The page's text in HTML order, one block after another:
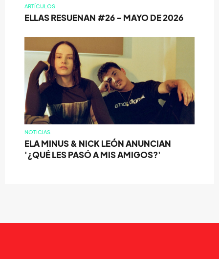
ARTÍCULOS
ELLAS RESUENAN #26 - MAYO DE 2026
NOTICIAS
ELA MINUS & NICK LEÓN ANUNCIAN
'¿QUÉ LES PASÓ A MIS AMIGOS?'